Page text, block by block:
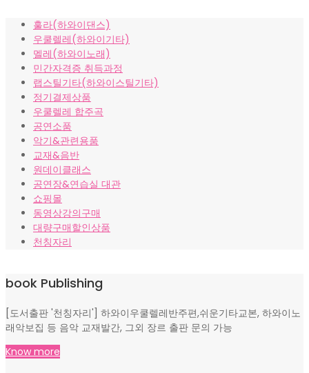
격:
₩10,000.
격:
₩8,000.
훌라(하와이댄스)
우쿨렐레(하와이기타)
멜레(하와이노래)
민간자격증 취득과정
랩스틸기타(하와이스틸기타)
정기결제상품
우쿨렐레 합주곡
공연소품
악기&관련용품
교재&음반
원데이클래스
공연장&연습실 대관
쇼핑몰
동영상강의구매
대량구매할인상품
천칭자리
book Publishing
[도서출판 '천칭자리'] 하와이우쿨렐레반주편,쉬운기타교본, 하와이노
래악보집 등 음악 교재발간, 그외 장르 출판 문의 가능
Know more